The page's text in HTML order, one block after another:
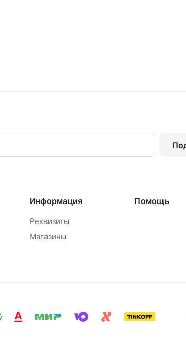
Информация
Реквизиты
Магазины
Помощь